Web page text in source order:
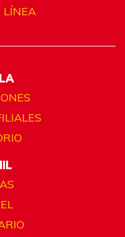
LÍNEA